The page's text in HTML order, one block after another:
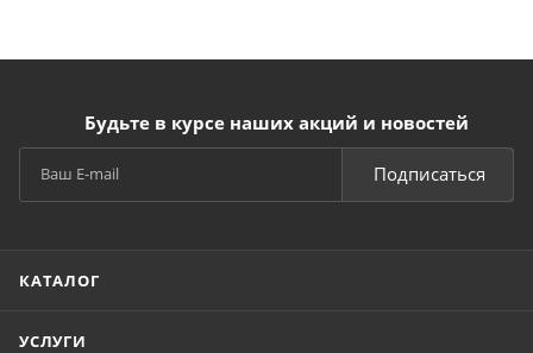
Будьте в курсе наших акций и новостей
Подписаться
КАТАЛОГ
УСЛУГИ